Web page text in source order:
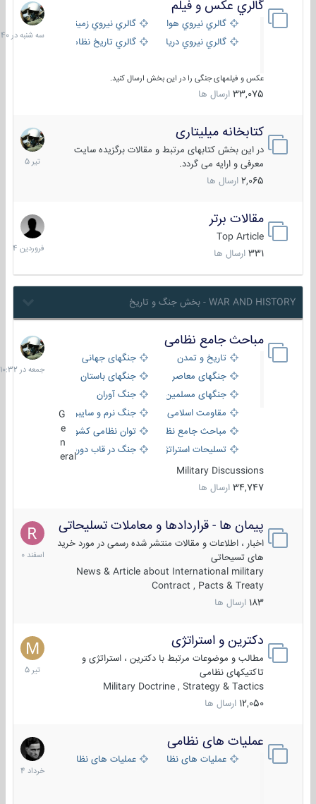
گالري عكس و فيلم
گالري نيروي هوايي
گالري نيروي زميني
گالري نيروي دريايي
گالري تاریخ نظامی
عکس و فیلمهای جنگی را در این بخش ارسال کنید.
33,075 ارسال ها
سه
شنبه
در
کتابخانه میلیتاری
در این بخش کتابهای مرتبط و مقالات برگزیده سایت
معرفی و ارایه می گردد.
2,065 ارسال ها
16
تیر
1405
مقالات برتر
Top Article
331 ارسال ها
29
فروردین
1404
WAR AND HISTORY - بخش جنگ و تاریخ
مباحث جامع نظامی
تاریخ و تمدن
جنگهای جهانی
جنگهای معاصر
جنگهای باستان
جنگهای مسلمین
جنگ آوران
مقاومت اسلامی
جنگ نرم و سایبری
مباحث جامع نظامی
توان نظامی کشورها
تسلیحات استراتژیک
جنگ در قاب دوربین
eral
Military Discussions
34,747 ارسال ها
جمعه
در
10:32
پیمان ها - قراردادها و معاملات تسلیحاتی
اخبار ، اطلاعات و مقالات منتشر شده رسمی در مورد خرید
های تسیحاتی
News & Article about International military
Contract , Pacts & Treaty
183 ارسال ها
7
اسفند
1400
دکترین و استراتژی
مطالب و موضوعات مرتبط با دکترین ، استراتژی و
تاکتیکهای نظامی
Military Doctrine , Strategy & Tactics
12,050 ارسال ها
27
تیر
1405
عملیات های نظامی
عملیات های نظامی ایرانعملیات های نظامی خارجی
5
خرداد
1404